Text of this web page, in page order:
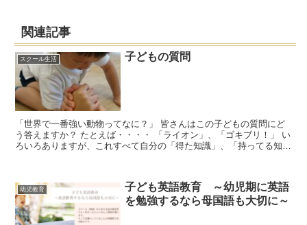
関連記事
スクール生活 子どもの質問
「世界で一番強い動物ってなに？」 皆さんはこの子どもの質問にど
う答えますか？ たとえば・・・・ 「ライオン」、「ゴキブリ！」 い
ろいろありますが、これすべて自分の「得た知識」、「持ってる知
幼児教育
子ども英語教育 ～幼児期に英語
を勉強するなら母国語も大切に～